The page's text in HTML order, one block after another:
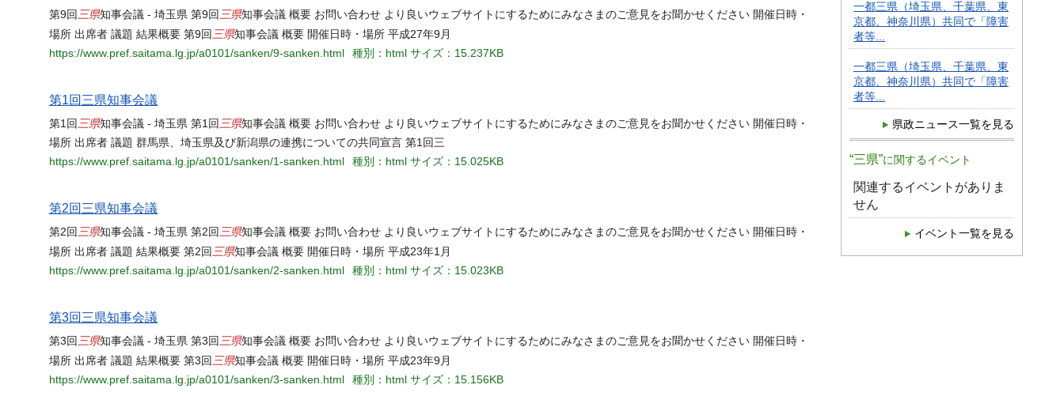
一都三県（埼玉県、千葉県、東
京都、神奈川県）共同で「障害
者等...
一都三県（埼玉県、千葉県、東
京都、神奈川県）共同で「障害
者等...
県政ニュース一覧を見る
“三県”に関するイベント
関連するイベントがありま
せん
イベント一覧を見る
第9回 三県知事会議 - 埼玉県 第9回 三県知事会議 概要 お問い合わせ より良いウェブサイトにするためにみなさまのご意見をお聞かせください 開催日時・
場所 出席者 議題 結果概要 第9回 三県知事会議 概要 開催日時・場所 平成27年9月
https://www.pref.saitama.lg.jp/a0101/sanken/9-sanken.html
種別：html サイズ：15.237KB
第1回三県知事会議
第1回 三県知事会議 - 埼玉県 第1回 三県知事会議 概要 お問い合わせ より良いウェブサイトにするためにみなさまのご意見をお聞かせください 開催日時・
場所 出席者 議題 群馬県、埼玉県及び新潟県の連携についての共同宣言 第1回三
https://www.pref.saitama.lg.jp/a0101/sanken/1-sanken.html
種別：html サイズ：15.025KB
第2回三県知事会議
第2回 三県知事会議 - 埼玉県 第2回 三県知事会議 概要 お問い合わせ より良いウェブサイトにするためにみなさまのご意見をお聞かせください 開催日時・
場所 出席者 議題 結果概要 第2回 三県知事会議 概要 開催日時・場所 平成23年1月
https://www.pref.saitama.lg.jp/a0101/sanken/2-sanken.html
種別：html サイズ：15.023KB
第3回三県知事会議
第3回 三県知事会議 - 埼玉県 第3回 三県知事会議 概要 お問い合わせ より良いウェブサイトにするためにみなさまのご意見をお聞かせください 開催日時・
場所 出席者 議題 結果概要 第3回 三県知事会議 概要 開催日時・場所 平成23年9月
https://www.pref.saitama.lg.jp/a0101/sanken/3-sanken.html
種別：html サイズ：15.156KB